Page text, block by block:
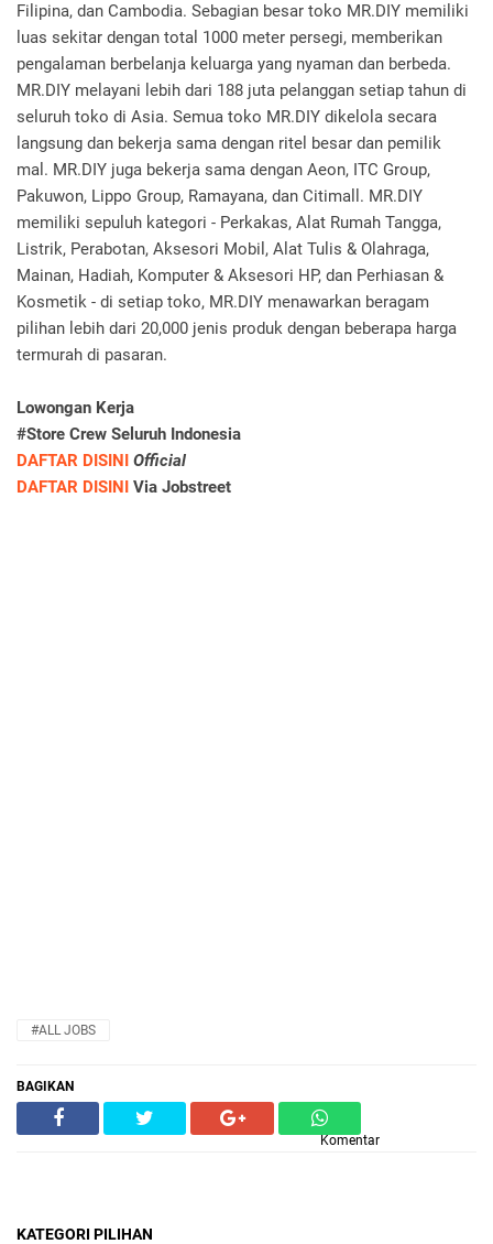
Filipina, dan Cambodia. Sebagian besar toko MR.DIY memiliki
luas sekitar dengan total 1000 meter persegi, memberikan
pengalaman berbelanja keluarga yang nyaman dan berbeda.
MR.DIY melayani lebih dari 188 juta pelanggan setiap tahun di
seluruh toko di Asia. Semua toko MR.DIY dikelola secara
langsung dan bekerja sama dengan ritel besar dan pemilik
mal. MR.DIY juga bekerja sama dengan Aeon, ITC Group,
Pakuwon, Lippo Group, Ramayana, dan Citimall. MR.DIY
memiliki sepuluh kategori - Perkakas, Alat Rumah Tangga,
Listrik, Perabotan, Aksesori Mobil, Alat Tulis & Olahraga,
Mainan, Hadiah, Komputer & Aksesori HP, dan Perhiasan &
Kosmetik - di setiap toko, MR.DIY menawarkan beragam
pilihan lebih dari 20,000 jenis produk dengan beberapa harga
termurah di pasaran.
Lowongan Kerja
#Store Crew Seluruh Indonesia
DAFTAR DISINI Official
DAFTAR DISINI Via Jobstreet
#ALL JOBS
BAGIKAN
Komentar
KATEGORI PILIHAN